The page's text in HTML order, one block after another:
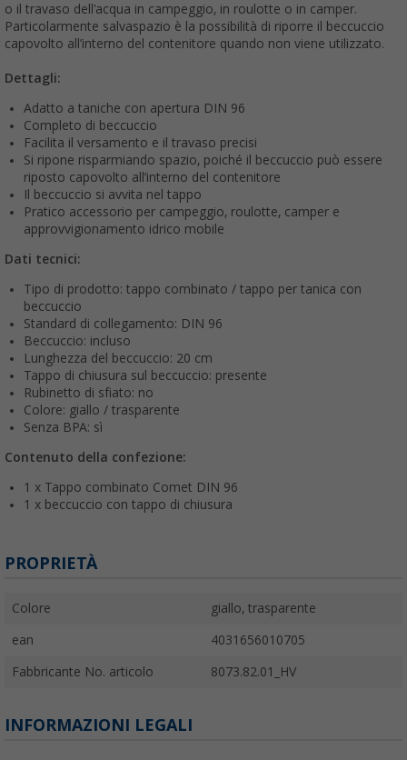
o il travaso dell'acqua in campeggio, in roulotte o in camper.
Particolarmente salvaspazio è la possibilità di riporre il beccuccio
capovolto all’interno del contenitore quando non viene utilizzato.
Dettagli:
Adatto a taniche con apertura DIN 96
Completo di beccuccio
Facilita il versamento e il travaso precisi
Si ripone risparmiando spazio, poiché il beccuccio può essere
riposto capovolto all’interno del contenitore
Il beccuccio si avvita nel tappo
Pratico accessorio per campeggio, roulotte, camper e
approvvigionamento idrico mobile
Dati tecnici:
Tipo di prodotto: tappo combinato / tappo per tanica con
beccuccio
Standard di collegamento: DIN 96
Beccuccio: incluso
Lunghezza del beccuccio: 20 cm
Tappo di chiusura sul beccuccio: presente
Rubinetto di sfiato: no
Colore: giallo / trasparente
Senza BPA: sì
Contenuto della confezione:
1 x Tappo combinato Comet DIN 96
1 x beccuccio con tappo di chiusura
PROPRIETÀ
Colore giallo, trasparente
ean 4031656010705
Fabbricante No. articolo 8073.82.01_HV
INFORMAZIONI LEGALI